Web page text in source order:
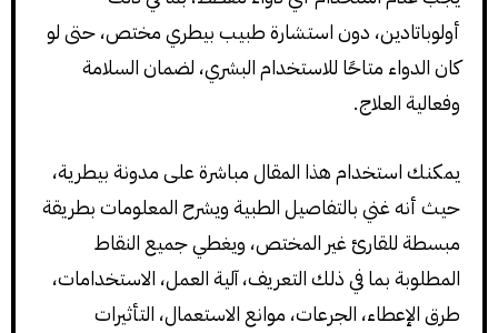
أولوباتادين، دون استشارة طبيب بيطري مختص، حتى لو
كان الدواء متاحًا للاستخدام البشري، لضمان السلامة
وفعالية العلاج.
يمكنك استخدام هذا المقال مباشرة على مدونة بيطرية،
حيث أنه غني بالتفاصيل الطبية ويشرح المعلومات بطريقة
مبسطة للقارئ غير المختص، ويغطي جميع النقاط
المطلوبة بما في ذلك التعريف، آلية العمل، الاستخدامات،
طرق الإعطاء، الجرعات، موانع الاستعمال، التأثيرات